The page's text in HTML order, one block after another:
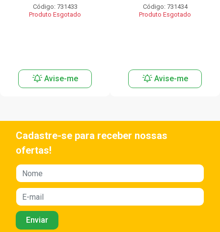
Código: 731433
Produto Esgotado
Avise-me
Código: 731434
Produto Esgotado
Avise-me
Cadastre-se para receber nossas
ofertas!